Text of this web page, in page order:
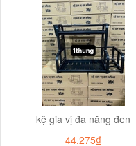
kệ gia vị đa năng đen
44.275₫